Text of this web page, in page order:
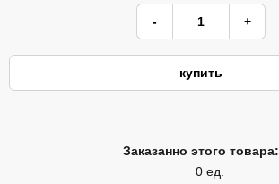
Заказанно этого товара:
0 ед.